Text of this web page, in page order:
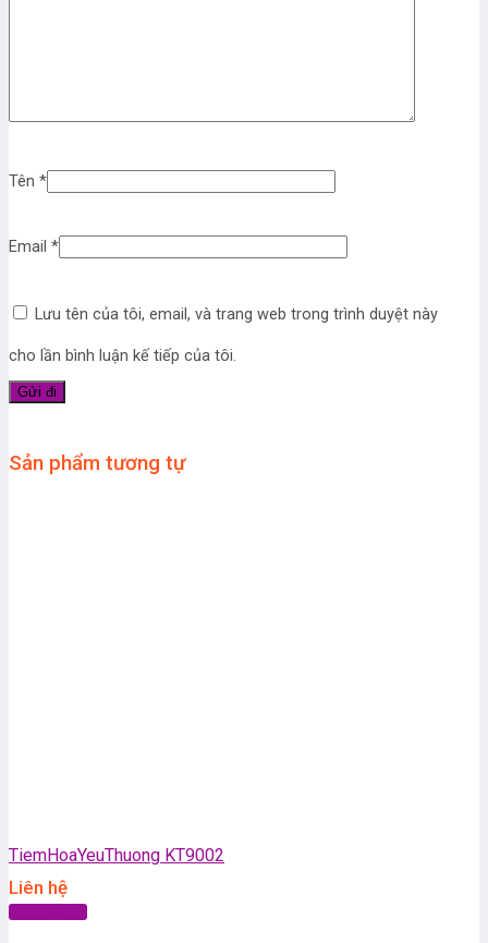
Tên *
Email *
Lưu tên của tôi, email, và trang web trong trình duyệt này
cho lần bình luận kế tiếp của tôi.
Sản phẩm tương tự
TiemHoaYeuThuong KT9002
Liên hệ